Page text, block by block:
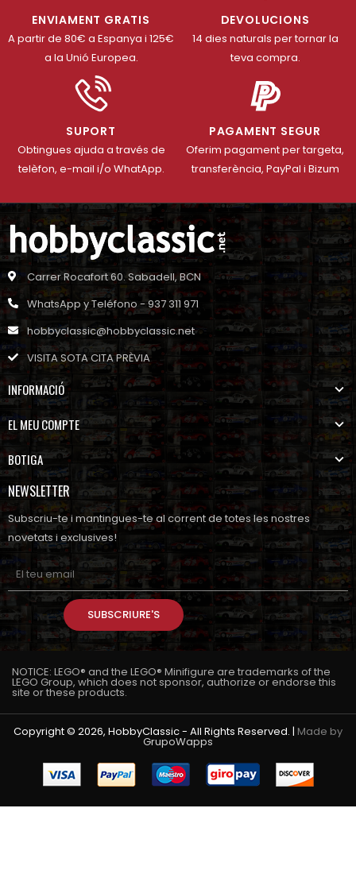
ENVIAMENT GRATIS
A partir de 80€ a Espanya i 125€
a la Unió Europea.
DEVOLUCIONS
14 dies naturals per tornar la
teva compra.
SUPORT
Obtingues ajuda a través de
telèfon, e-mail i/o WhatApp.
PAGAMENT SEGUR
Oferim pagament per targeta,
transferència, PayPal i Bizum
Carrer Rocafort 60. Sabadell, BCN
WhatsApp y Teléfono - 937 311 971
hobbyclassic@hobbyclassic.net
VISITA SOTA CITA PRÈVIA
INFORMACIÓ
EL MEU COMPTE
BOTIGA
NEWSLETTER
Subscriu-te i mantingues-te al corrent de totes les nostres
novetats i exclusives!
SUBSCRIURE'S
NOTICE: LEGO® and the LEGO® Minifigure are trademarks of the
LEGO Group, which does not sponsor, authorize or endorse this
site or these products.
Copyright © 2026, HobbyClassic - All Rights Reserved. | Made by
GrupoWapps